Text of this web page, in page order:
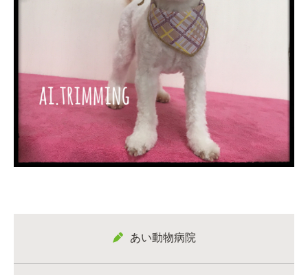
あい動物病院